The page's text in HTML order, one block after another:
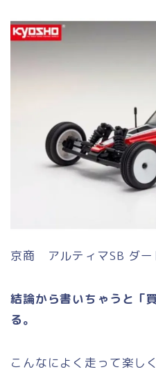
京商 アルティマSB ダー
結論から書いちゃうと「
る。
こんなによく走って楽し